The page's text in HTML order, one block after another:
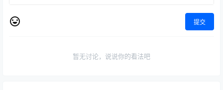
提交
暂无讨论，说说你的看法吧